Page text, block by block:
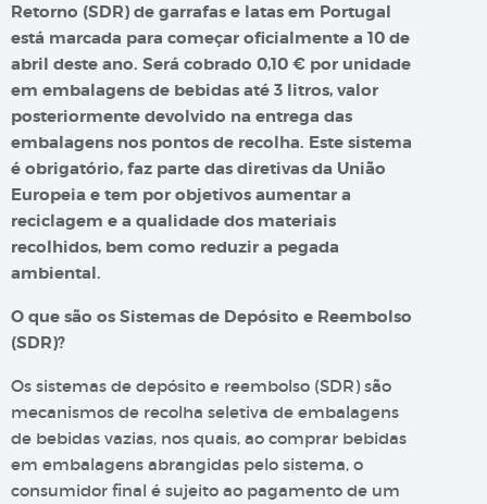
Retorno (SDR) de garrafas e latas em Portugal
está marcada para começar oficialmente a 10 de
abril deste ano. Será cobrado 0,10 € por unidade
em embalagens de bebidas até 3 litros, valor
posteriormente devolvido na entrega das
embalagens nos pontos de recolha. Este sistema
é obrigatório, faz parte das diretivas da União
Europeia e tem por objetivos aumentar a
reciclagem e a qualidade dos materiais
recolhidos, bem como reduzir a pegada
ambiental.
O que são os Sistemas de Depósito e Reembolso
(SDR)?
Os sistemas de depósito e reembolso (SDR) são
mecanismos de recolha seletiva de embalagens
de bebidas vazias, nos quais, ao comprar bebidas
em embalagens abrangidas pelo sistema, o
consumidor final é sujeito ao pagamento de um